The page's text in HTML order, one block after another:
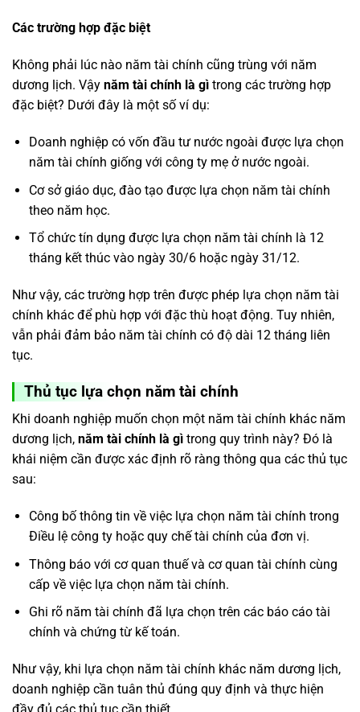
Các trường hợp đặc biệt
Không phải lúc nào năm tài chính cũng trùng với năm
dương lịch. Vậy năm tài chính là gì trong các trường hợp
đặc biệt? Dưới đây là một số ví dụ:
Doanh nghiệp có vốn đầu tư nước ngoài được lựa chọn
năm tài chính giống với công ty mẹ ở nước ngoài.
Cơ sở giáo dục, đào tạo được lựa chọn năm tài chính
theo năm học.
Tổ chức tín dụng được lựa chọn năm tài chính là 12
tháng kết thúc vào ngày 30/6 hoặc ngày 31/12.
Như vậy, các trường hợp trên được phép lựa chọn năm tài
chính khác để phù hợp với đặc thù hoạt động. Tuy nhiên,
vẫn phải đảm bảo năm tài chính có độ dài 12 tháng liên
tục.
Thủ tục lựa chọn năm tài chính
Khi doanh nghiệp muốn chọn một năm tài chính khác năm
dương lịch, năm tài chính là gì trong quy trình này? Đó là
khái niệm cần được xác định rõ ràng thông qua các thủ tục
sau:
Công bố thông tin về việc lựa chọn năm tài chính trong
Điều lệ công ty hoặc quy chế tài chính của đơn vị.
Thông báo với cơ quan thuế và cơ quan tài chính cùng
cấp về việc lựa chọn năm tài chính.
Ghi rõ năm tài chính đã lựa chọn trên các báo cáo tài
chính và chứng từ kế toán.
Như vậy, khi lựa chọn năm tài chính khác năm dương lịch,
doanh nghiệp cần tuân thủ đúng quy định và thực hiện